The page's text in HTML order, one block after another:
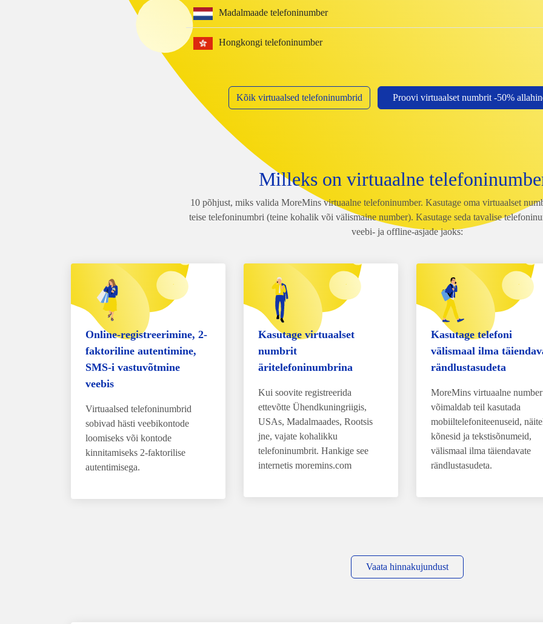
Madalmaade telefoninumber
Hongkongi telefoninumber
Kõik virtuaalsed telefoninumbrid Proovi virtuaalset numbrit -50%
Milleks on virtuaalne
10 põhjust, miks valida MoreMins virtuaalne telefoninumber. Kasutage oma virtuaalset
teise telefoninumbri (teine kohalik või välismaine number). Kasutage seda tavalise
veebi- ja offline-asjade jaoks:
Online-registreerimine, 2-
faktoriline autentimine,
SMS-i vastuvõtmine
veebis
Virtuaalsed telefoninumbrid
sobivad hästi veebikontode
loomiseks või kontode
kinnitamiseks 2-faktorilise
autentimisega.
Kasutage virtuaalset
numbrit
äritelefoninumbrina
Kui soovite registreerida
ettevõtte Ühendkuningriigis,
USAs, Madalmaades, Rootsis
jne, vajate kohalikku
telefoninumbrit. Hankige see
internetis moremins.com
Kasutage telefoni
välismaal ilma
rändlustasudeta
MoreMins virtuaalne number
võimaldab teil kasutada
mobiiltelefoniteenuseid,
kõnesid ja tekstisõnumeid,
välismaal ilma täiendavate
rändlustasudeta.
Vaata hinnakujundust